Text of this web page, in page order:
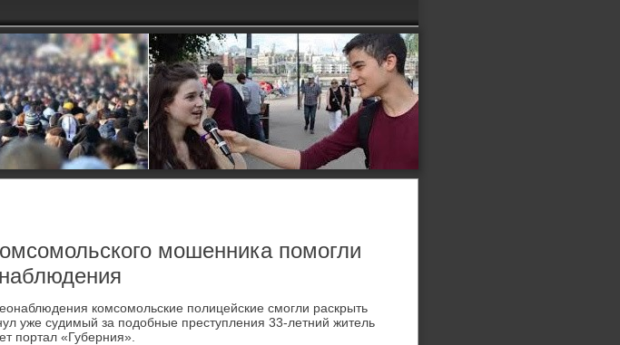
мошенника помогли
комсомольские полицейские смогли раскрыть
уже судимый за подобные преступления 33-летний житель
портал «Губерния».